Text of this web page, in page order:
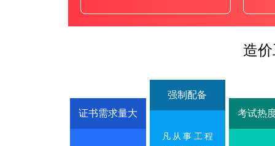
造
证书需求量大
强制配备
凡从事工程
考试热